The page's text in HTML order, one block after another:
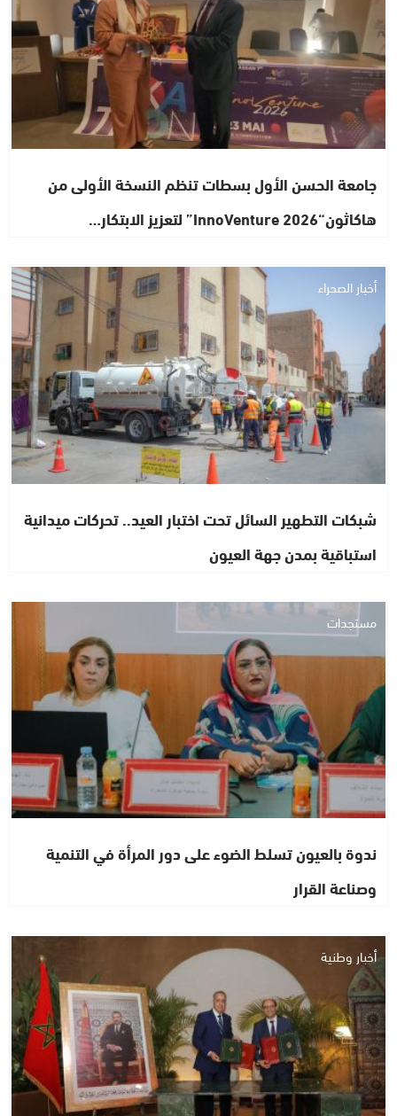
جامعة الحسن الأول بسطات تنظم النسخة الأولى من
هاكاثون“InnoVenture 2026” لتعزيز الابتكار…
أخبار الصحراء
شبكات التطهير السائل تحت اختبار العيد.. تحركات ميدانية
استباقية بمدن جهة العيون
مستجدات
ندوة بالعيون تسلط الضوء على دور المرأة في التنمية
وصناعة القرار
أخبار وطنية